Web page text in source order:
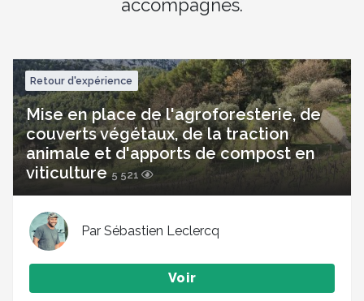
accompagnés.
Retour d'expérience
Mise en place de l'agroforesterie, de
couverts végétaux, de la traction
animale et d'apports de compost en
viticulture 5 521
Par Sébastien Leclercq
Voir